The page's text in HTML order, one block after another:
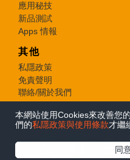
應用秘技
新品測試
Apps 情報
其他
私隱政策
免責聲明
聯絡/關於我們
© 2026 e-zone. All
本網站使用Cookies來改善您
們的私隱政策與使用條款才繼
同